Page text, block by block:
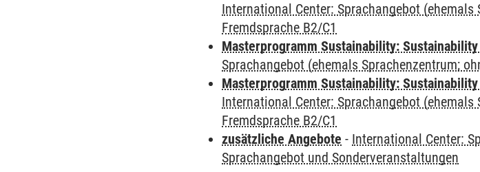
International Center: Sprachangebot (ehemals
Fremdsprache B2/C1
Masterprogramm Sustainability:
Sprachangebot (ehemals Sprachenzentrum;
Masterprogramm Sustainability:
International Center: Sprachangebot (ehemals
Fremdsprache B2/C1
zusätzliche Angebote - International Center:
Sprachangebot und Sonderveranstaltungen